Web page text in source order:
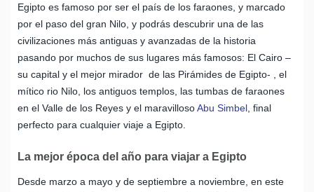
Egipto es famoso por ser el país de los faraones, y marcado
por el paso del gran Nilo, y podrás descubrir una de las
civilizaciones más antiguas y avanzadas de la historia
pasando por muchos de sus lugares más famosos: El Cairo –
su capital y el mejor mirador de las Pirámides de Egipto- , el
mítico rio Nilo, los antiguos templos, las tumbas de faraones
en el Valle de los Reyes y el maravillosoAbu Simbel , final
perfecto para cualquier viaje a Egipto.
La mejor época del año para viajar a Egipto
Desde marzo a mayo y de septiembre a noviembre, en este